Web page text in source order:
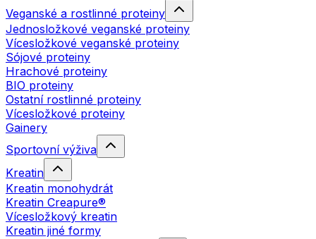
Veganské a rostlinné proteiny
Jednosložkové veganské proteiny
Vícesložkové veganské proteiny
Sójové proteiny
Hrachové proteiny
BIO proteiny
Ostatní rostlinné proteiny
Vícesložkové proteiny
Gainery
Sportovní výživa
Kreatin
Kreatin monohydrát
Kreatin Creapure®
Vícesložkový kreatin
Kreatin jiné formy